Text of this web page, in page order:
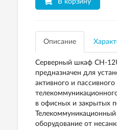
В корзину
Описание
Серверный шкаф СН-
предназначен для
активного и
в офисных и закрытых
оборудование от